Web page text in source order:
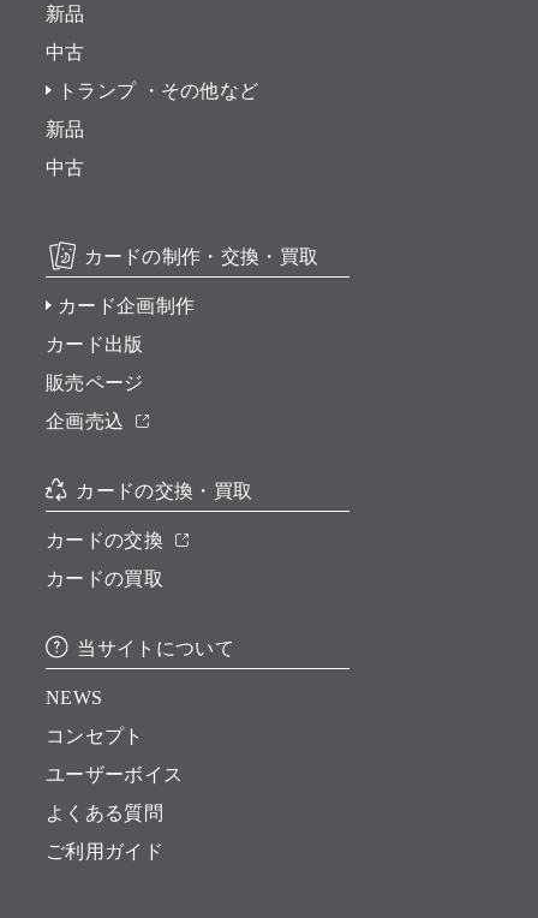
新品
中古
トランプ ・その他など
新品
中古
カードの制作・交換・買取
カード企画制作
カード出版
販売ページ
企画売込
カードの交換・買取
カードの交換
カードの買取
当サイトについて
NEWS
コンセプト
ユーザーボイス
よくある質問
ご利用ガイド